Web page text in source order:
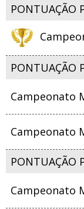
PONTUAÇÃO
PONTUAÇÃO
Campeonato
Campeonato
PONTUAÇÃO
Campeonato